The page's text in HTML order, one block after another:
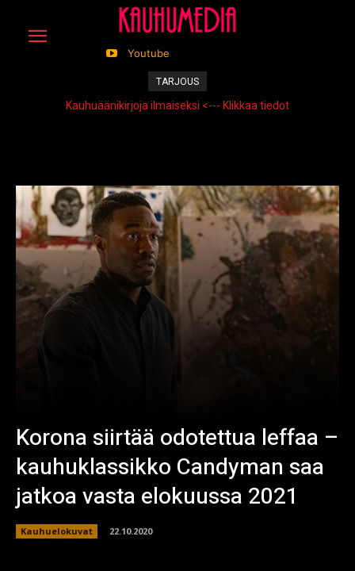
Youtube
TARJOUS
Kauhuäänikirjoja ilmaiseksi <--- Klikkaa tiedot
Korona siirtää odotettua leffaa –
kauhuklassikko Candyman saa
jatkoa vasta elokuussa 2021
Kauhuelokuvat 22.10.2020